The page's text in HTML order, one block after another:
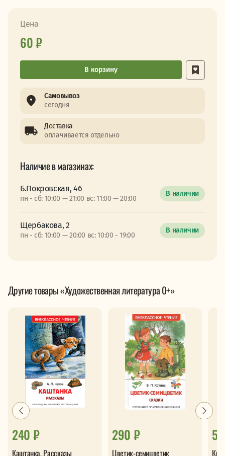
Цена
60 ₽
В корзину
Самовывоз
сегодня
Доставка
оплачивается отдельно
Наличие в магазинах:
Б.Покровская, 46
пн - сб: 10:00 — 21:00 вс: 11:00 — 20:00
В наличии
Щербакова, 2
пн - сб: 10:00 — 20:00 вс: 10:00 - 19:00
В наличии
Другие товары «Художественная литература 0+»
240 ₽
Каштанка. Рассказы
290 ₽
Цветик-семицветик